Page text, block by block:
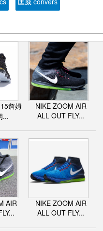
詹姆
...
NIKE ZOOM AIR
ALL OUT FLY...
AIR
NIKE ZOOM AIR
ALL OUT FLY...